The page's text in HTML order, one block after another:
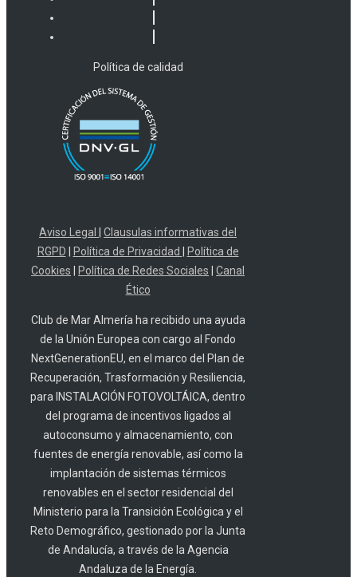
Política de calidad
Aviso Legal
Clausulas informativas del
RGPD
Política de Privacidad
Política de
Cookies
Política de Redes Sociales
Canal
Ético
Club de Mar Almería ha recibido una ayuda
de la Unión Europea con cargo al Fondo
NextGenerationEU, en el marco del Plan de
Recuperación, Trasformación y Resiliencia,
para INSTALACIÓN FOTOVOLTÁICA, dentro
del programa de incentivos ligados al
autoconsumo y almacenamiento, con
fuentes de energía renovable, así como la
implantación de sistemas térmicos
renovables en el sector residencial del
Ministerio para la Transición Ecológica y el
Reto Demográfico, gestionado por la Junta
de Andalucía, a través de la Agencia
Andaluza de la Energía.